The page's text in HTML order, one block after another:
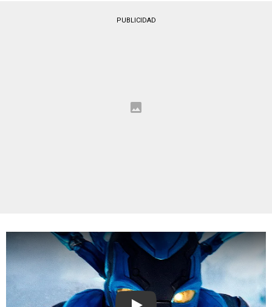
PUBLICIDAD